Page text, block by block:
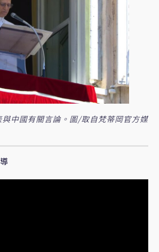
中國有關言論。圖/取自梵蒂岡官方媒